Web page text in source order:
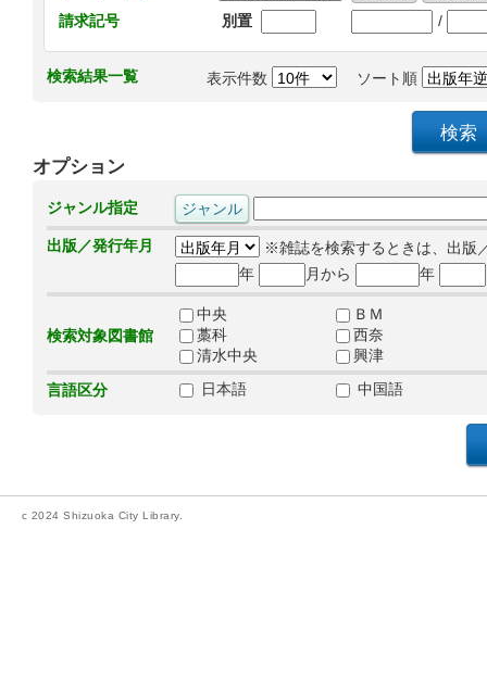
請求記号
別置 /
検索結果一覧 表示件数 ソート順
オプション
ジャンル指定
出版／発行年月
※雑誌を検索するときは、出版
年
月から 年
検索対象図書館
中央
ＢＭ
藁科
西奈
清水中央
興津
言語区分
日本語 中国語
c 2024 Shizuoka City Library.